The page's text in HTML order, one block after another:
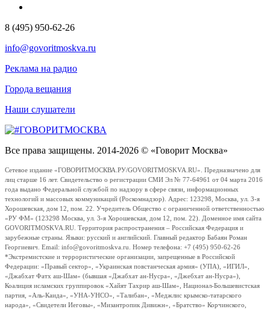
8 (495) 950-62-26
info@govoritmoskva.ru
Реклама на радио
Города вещания
Наши слушатели
Все права защищены. 2014-2026 © «Говорит Москва»
Сетевое издание «ГОВОРИТМОСКВА.РУ/GOVORITMOSKVA.RU». Предназначено для
лиц старше 16 лет. Свидетельство о регистрации СМИ Эл № 77-64961 от 04 марта 2016
года выдано Федеральной службой по надзору в сфере связи, информационных
технологий и массовых коммуникаций (Роскомнадзор). Адрес: 123298, Москва, ул. 3-я
Хорошевская, дом 12, пом. 22. Учредитель Общество с ограниченной ответственностью
«РУ ФМ» (123298 Москва, ул. 3-я Хорошевская, дом 12, пом. 22). Доменное имя сайта
GOVORITMOSKVA.RU. Территория распространения – Российская Федерация и
зарубежные страны. Языки: русский и английский. Главный редактор Бабаян Роман
Георгиевич. Email: info@govoritmoskva.ru. Номер телефона: +7 (495) 950-62-26
*Экстремистские и террористические организации, запрещенные в Российской
Федерации: «Правый сектор», «Украинская повстанческая армия» (УПА), «ИГИЛ»,
«Джабхат Фатх аш-Шам» (бывшая «Джабхат ан-Нусра», «Джебхат ан-Нусра»),
Коалиция исламских группировок «Хайят Тахрир аш-Шам», Национал-Большевистская
партия, «Аль-Каида», «УНА-УНСО», «Талибан», «Меджлис крымско-татарского
народа», «Свидетели Иеговы», «Мизантропик Дивижн», «Братство» Корчинского,